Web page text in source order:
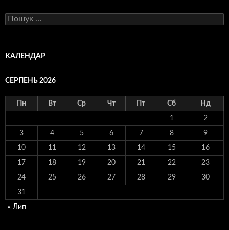
Пошук:
КАЛЕНДАР
СЕРПЕНЬ 2026
Пн Вт Ср Чт Пт Сб Нд
1 2
3 4 5 6 7 8 9
10 11 12 13 14 15 16
17 18 19 20 21 22 23
24 25 26 27 28 29 30
31
« Лип